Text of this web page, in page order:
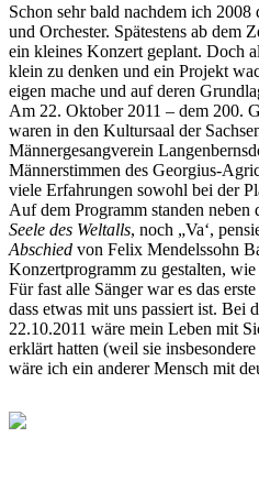
Schon sehr bald nachdem ich
und Orchester. Spätestens ab
ein kleines Konzert geplant. Doch
klein zu denken und ein Projekt
eigen mache und auf deren
Am 22. Oktober 2011 – dem 200.
waren in den Kultursaal der
Männergesangverein
Männerstimmen des Georgius-
viele Erfahrungen sowohl bei der
Auf dem Programm standen
Seele des Weltalls, noch „Va‘,
Abschied von Felix Mendelssohn
Konzertprogramm zu gestalten,
Für fast alle Sänger war es das
dass etwas mit uns passiert ist. Bei
22.10.2011 wäre mein Leben mit
erklärt hatten (weil sie
wäre ich ein anderer Mensch mit